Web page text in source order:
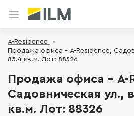
A-Residence
Продажа офиса - A-Residence,
85.4 кв.м. Лот: 88326
Продажа офиса - A-
Садовническая ул.,
кв.м. Лот: 88326